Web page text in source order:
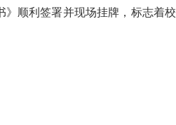
顺利签署并现场挂牌，标志着校